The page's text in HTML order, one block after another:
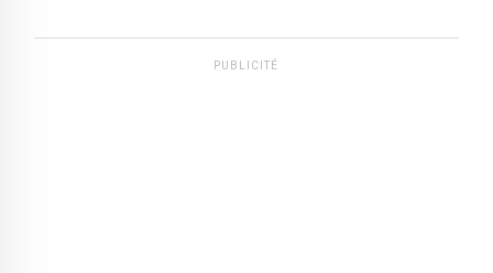
PUBLICITÉ